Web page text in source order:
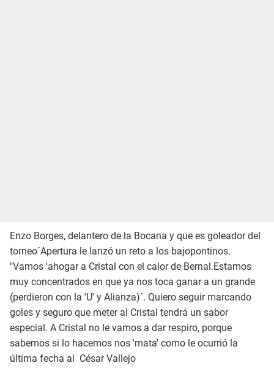
Enzo Borges, delantero de la Bocana y que es goleador del
torneo´Apertura le lanzó un reto a los bajopontinos.
"Vamos 'ahogar a Cristal con el calor de Bernal.Estamos
muy concentrados en que ya nos toca ganar a un grande
(perdieron con la 'U' y Alianza)´. Quiero seguir marcando
goles y seguro que meter al Cristal tendrá un sabor
especial. A Cristal no le vamos a dar respiro, porque
sabemos si lo hacemos nos 'mata' como le ocurrió la
última fecha al César Vallejo